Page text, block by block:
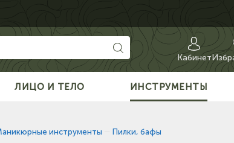
Кабинет
ЛИЦО И ТЕЛО ИНСТРУМЕНТЫ
инструменты Пилки, бафы